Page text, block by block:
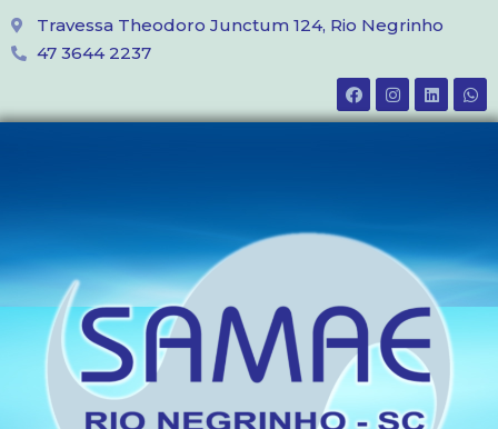
Travessa Theodoro Junctum 124, Rio Negrinho
47 3644 2237